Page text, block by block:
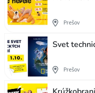
Prešov
Svet
Prešov